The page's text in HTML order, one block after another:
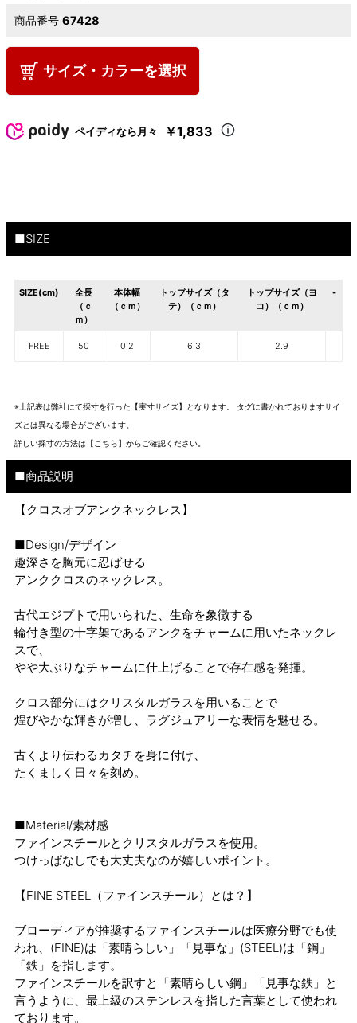
商品番号 67428
サイズ・カラーを選択
ペイディなら月々 ￥1,833
■SIZE
SIZE(cm)
全長
（ｃ
ｍ）
本体幅
（ｃｍ）
トップサイズ（タ
テ）（ｃｍ）
トップサイズ（ヨ
コ）（ｃｍ）
-
FREE 50 0.2 6.3 2.9
※上記表は弊社にて採寸を行った【実寸サイズ】となります。 タグに書かれておりますサイ
ズとは異なる場合がございます。
詳しい採寸の方法は 【こちら】から ご確認ください。
■商品説明
【クロスオブアンクネックレス】
■Design/デザイン
趣深さを胸元に忍ばせる
アンククロスのネックレス。
古代エジプトで用いられた、生命を象徴する
輪付き型の十字架であるアンクをチャームに用いたネックレ
スで、
やや大ぶりなチャームに仕上げることで存在感を発揮。
クロス部分にはクリスタルガラスを用いることで
煌びやかな輝きが増し、ラグジュアリーな表情を魅せる。
古くより伝わるカタチを身に付け、
たくましく日々を刻め。
■Material/素材感
ファインスチールとクリスタルガラスを使用。
つけっぱなしでも大丈夫なのが嬉しいポイント。
【FINE STEEL（ファインスチール）とは？】
ブローディアが推奨するファインスチールは医療分野でも使
われ、(FINE)は「素晴らしい」「見事な」(STEEL)は「鋼」
「鉄」を指します。
ファインスチールを訳すと「素晴らしい鋼」「見事な鉄」と
言うように、最上級のステンレスを指した言葉として使われ
ております。